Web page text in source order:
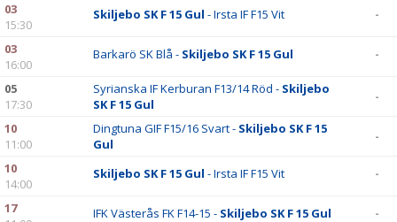
03
15:30
Skiljebo SK F 15 Gul - Irsta IF F15 Vit -
03
16:00
Barkarö SK Blå - Skiljebo SK F 15 Gul -
05
17:30
Syrianska IF Kerburan F13/14 Röd - Skiljebo
SK F 15 Gul
-
10
11:00
Dingtuna GIF F15/16 Svart - Skiljebo SK F 15
Gul
-
10
14:00
Skiljebo SK F 15 Gul - Irsta IF F15 Vit -
17
IFK Västerås FK F14-15 - Skiljebo SK F 15 Gul -